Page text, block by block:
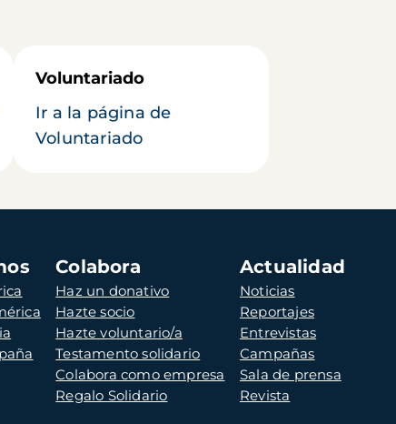
Voluntariado
Ir a la página de
Voluntariado
Colabora
Haz un donativo
Hazte socio
Hazte voluntario/a
Testamento solidario
Colabora como empresa
Regalo Solidario
Actualidad
Noticias
Reportajes
Entrevistas
Campañas
Sala de prensa
Revista